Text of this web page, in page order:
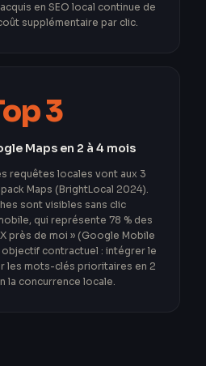
en SEO local continue de
supplémentaire par clic.
3
Maps en 2 à 4 mois
requêtes locales vont aux 3
Maps (BrightLocal 2024).
sont visibles sans clic
qui représente 78 % des
près de moi » (Google Mobile
contractuel : intégrer le
les mots-clés prioritaires en 2
la concurrence locale.